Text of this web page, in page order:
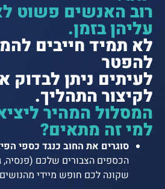
רוב האנשים פשוט
עליהן בזמן.
לא תמיד חייבים
להפטר
לעיתים ניתן לבדוק
לקיצור התהליך.
המסלול המהיר
למי זה מתאים?
סוגרים את החוב כנגד כספי
הכספים הצבורים שלכם (פנסיה,
שקונה לכם חופש מיידי